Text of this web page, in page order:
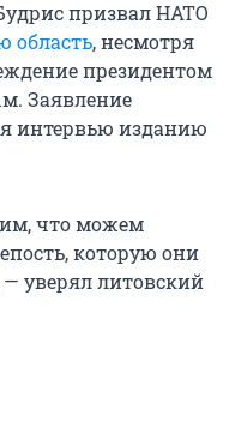
призвал НАТО
область, несмотря
президентом
Заявление
интервью изданию
что можем
которую они
уверял литовский